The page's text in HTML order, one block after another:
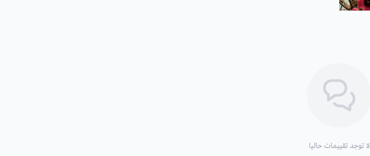
التربة:
الري:
تأخذ شكل الجرس، وتتخلص مؤقتا من الأوراق.لا توجد تقييمات حاليا